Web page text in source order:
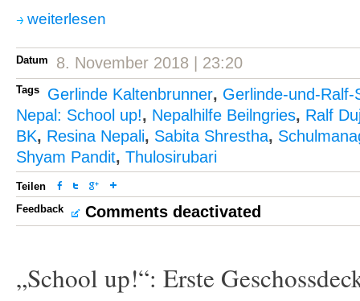
weiterlesen
Datum 8. November 2018 | 23:20
Tags Gerlinde Kaltenbrunner, Gerlinde-und-Ralf-
Nepal: School up!, Nepalhilfe Beilngries, Ralf
BK, Resina Nepali, Sabita Shrestha,
Shyam Pandit, Thulosirubari
Teilen
Feedback
Comments deactivated
„School up!“: Erste